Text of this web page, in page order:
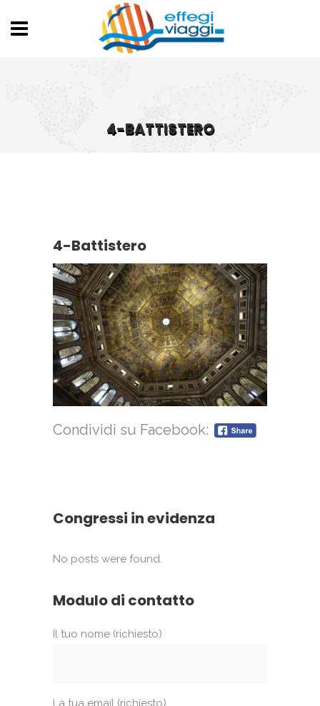
4-BATTISTERO
4-Battistero
Condividi su Facebook:
Congressi in evidenza
No posts were found.
Modulo di contatto
Il tuo nome (richiesto)
La tua email (richiesto)